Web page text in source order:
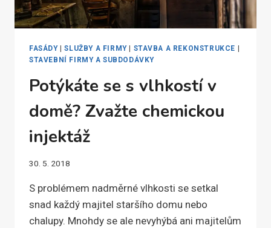
FASÁDY|SLUŽBY A FIRMY| STAVBA A REKONSTRUKCE |
STAVEBNÍ FIRMY A SUBDODÁVKY
Potýkáte se s vlhkostí v
domě? Zvažte chemickou
injektáž
30. 5. 2018
S problémem nadměrné vlhkosti se setkal
snad každý majitel staršího domu nebo
chalupy. Mnohdy se ale nevyhýbá ani majitelům